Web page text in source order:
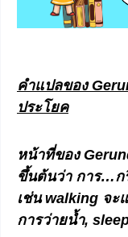
คำแปลของ
ประโยค
หน้าที่ของ
ขึ้นต้นว่า การ…ก
เช่น walking จะ
การว่ายน้ำ,